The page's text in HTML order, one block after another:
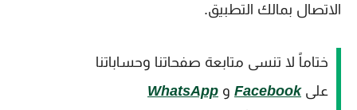
الاتصال بمالك التطبيق.
ختاماً لا تنسى متابعة صفحاتنا وحساباتنا
علىFacebook و WhatsApp